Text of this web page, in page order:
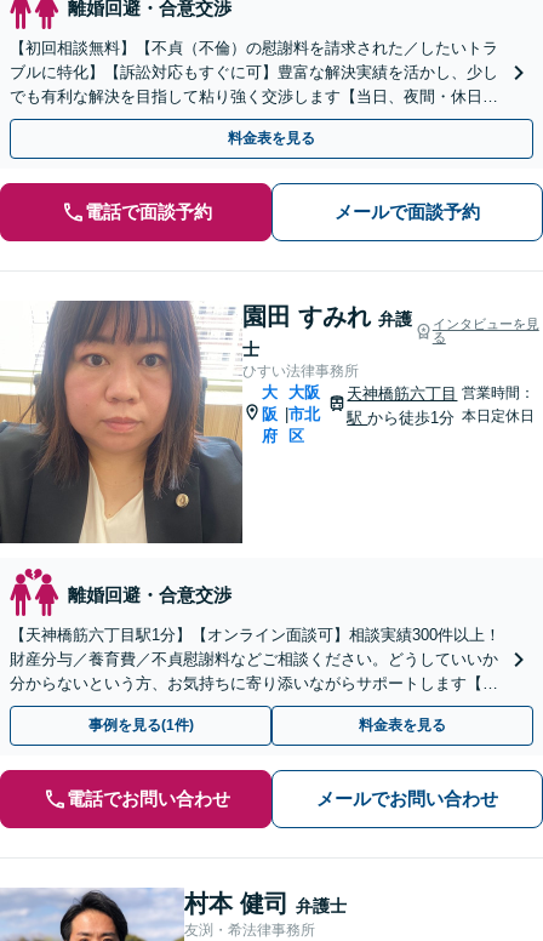
離婚回避・合意交渉
【初回相談無料】【不貞（不倫）の慰謝料を請求された／したいトラ
ブルに特化】【訴訟対応もすぐに可】豊富な解決実績を活かし、少し
でも有利な解決を目指して粘り強く交渉します【当日、夜間・休日相
談可】
料金表を見る
電話で面談予約 メールで面談予約
園田 すみれ 弁護
士
インタビューを見
る
ひすい法律事務所
大
阪
府
|
大阪
市北
区
天神橋筋六丁目
駅から徒歩1分
営業時間：
本日定休日
離婚回避・合意交渉
【天神橋筋六丁目駅1分】【オンライン面談可】相談実績300件以上！
財産分与／養育費／不貞慰謝料などご相談ください。どうしていいか
分からないという方、お気持ちに寄り添いながらサポートします【法
テラス利用】【初回相談無料】【夜間・休日面談】
事例を見る(1件) 料金表を見る
電話でお問い合わせ メールでお問い合わせ
村本 健司 弁護士
友渕・希法律事務所